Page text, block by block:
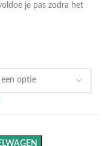
je pas zodra het